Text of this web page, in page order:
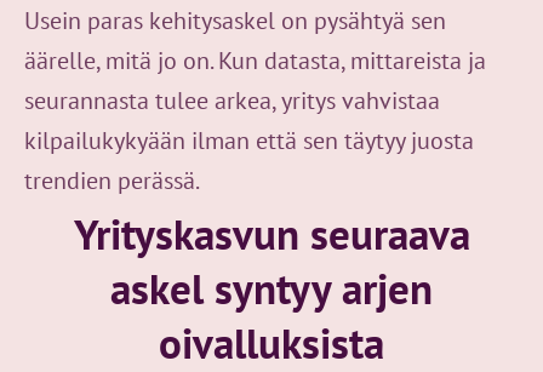
Usein paras kehitysaskel on pysähtyä sen
äärelle, mitä jo on. Kun datasta, mittareista ja
seurannasta tulee arkea, yritys vahvistaa
kilpailukykyään ilman että sen täytyy juosta
trendien perässä.
Yrityskasvun seuraava
askel syntyy arjen
oivalluksista